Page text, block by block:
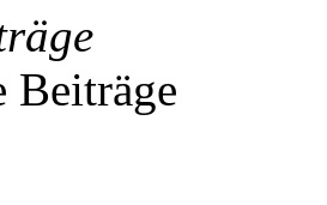
Beiträge